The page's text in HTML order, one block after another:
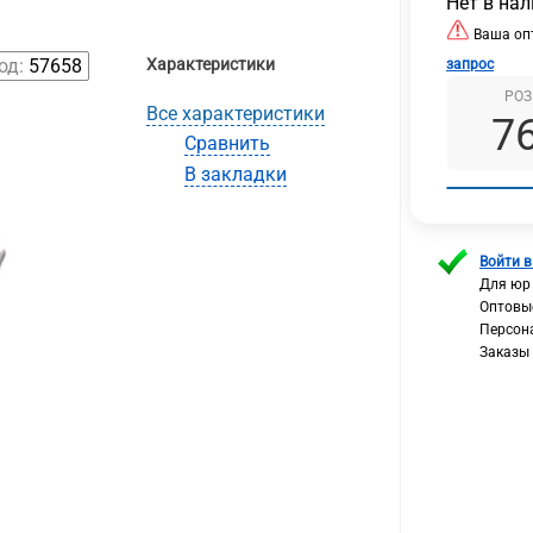
57658 Характеристики
Все характеристики
Сравнить
В закладки
Ваша
запрос
Войти
Для юр